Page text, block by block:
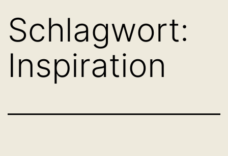
Schlagwort:
Inspiration